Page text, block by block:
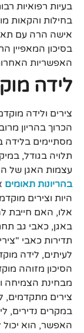
בעיות רפואיות
בחילות והקאות
אישה הרה עם
בסיכון המאפיין
האפשריות
לידה
צירים ולידה
הכרוך בהריון
מסתיימים בלידה
תלויה בגודל,
עצמות האגן של
בהריונות תאומים
היות וצירים
אלו, האם חייבת
באגן, כאבי גב
תדירות כאבי
לעיתים, לידה
הסיכון מזוהה
מבחינת הצמיחה
צירים מתקדמים,
במקרים נדירים,
האפשר, הוא